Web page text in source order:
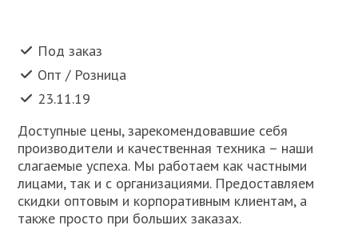
Под заказ
Опт / Розница
23.11.19
Доступные цены, зарекомендовавшие себя
производители и качественная техника – наши
слагаемые успеха. Мы работаем как частными
лицами, так и с организациями. Предоставляем
скидки оптовым и корпоративным клиентам, а
также просто при больших заказах.